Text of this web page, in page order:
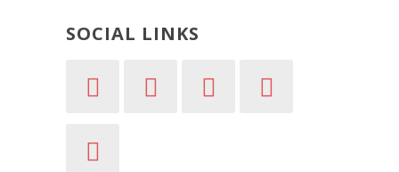
SOCIAL LINKS